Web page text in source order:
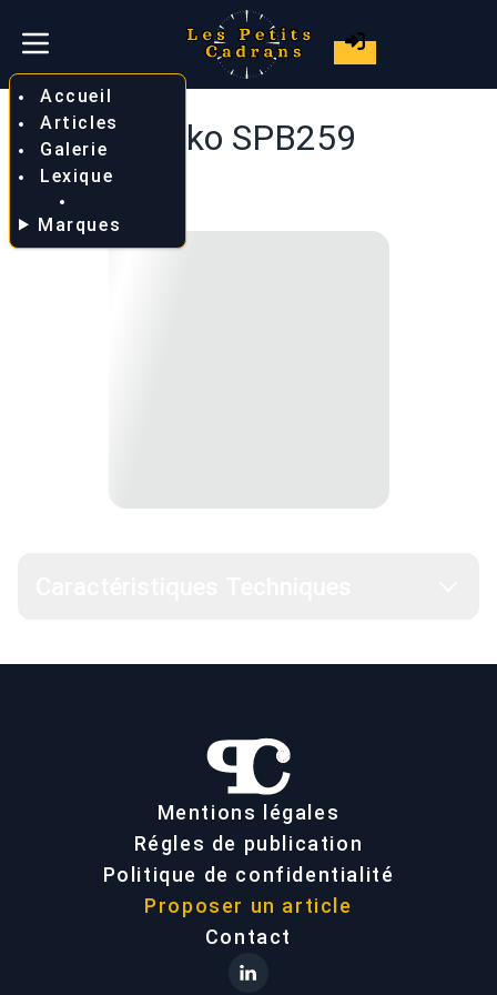
Accueil
Articles
Galerie
Lexique
Marques
Seiko SPB259
Mentions légales
Régles de publication
Politique de confidentialité
Proposer un article
Contact